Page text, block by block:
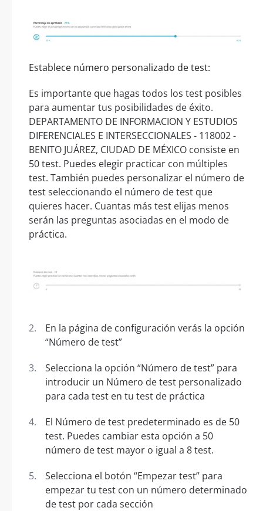
Establece número personalizado de test:
Es importante que hagas todos los test posibles
para aumentar tus posibilidades de éxito.
DEPARTAMENTO DE INFORMACION Y ESTUDIOS
DIFERENCIALES E INTERSECCIONALES - 118002 -
BENITO JUÁREZ, CIUDAD DE MÉXICO consiste en
50 test. Puedes elegir practicar con múltiples
test. También puedes personalizar el número de
test seleccionando el número de test que
quieres hacer. Cuantas más test elijas menos
serán las preguntas asociadas en el modo de
práctica.
En la página de configuración verás la opción
“Número de test”
Selecciona la opción “Número de test” para
introducir un Número de test personalizado
para cada test en tu test de práctica
El Número de test predeterminado es de 50
test. Puedes cambiar esta opción a 50
número de test mayor o igual a 8 test.
Selecciona el botón “Empezar test” para
empezar tu test con un número determinado
de test por cada sección